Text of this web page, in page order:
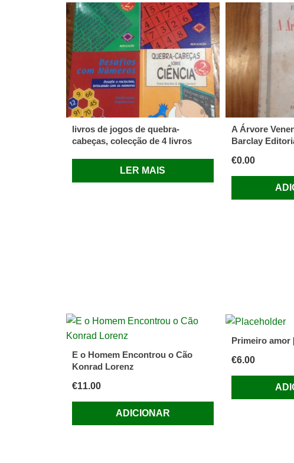
Arsénio
livros de jogos de quebra-
cabeças, colecção de 4 livros
LER MAIS
A Árvore
Barclay
€0.00
E o Homem Encontrou o Cão
Konrad Lorenz
€11.00
ADICIONAR
Primeiro amor
€6.00